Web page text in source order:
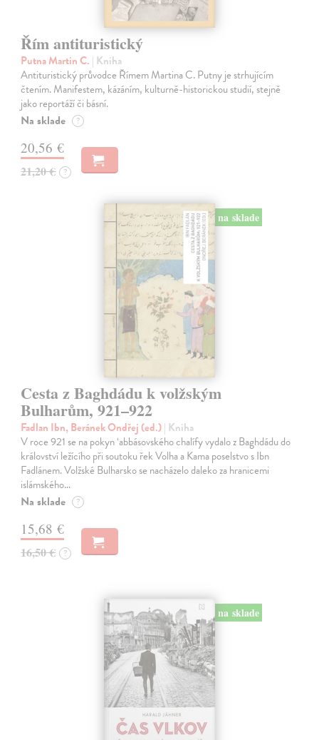
Řím antituristický
Putna Martin C. | Kniha
Antituristický průvodce Římem Martina C. Putny je strhujícím
čtením. Manifestem, kázáním, kulturně-historickou studií, stejně
jako reportáží či básní.
Na sklade ?
20,56 €
21,20 € ?
na sklade
Cesta z Baghdádu k volžským
Bulharům, 921–922
Fadlan Ibn, Beránek Ondřej (ed.)| Kniha
V roce 921 se na pokyn ‘abbásovského chalífy vydalo z Baghdádu do
království ležícího při soutoku řek Volha a Kama poselstvo s Ibn
Fadlánem. Volžské Bulharsko se nacházelo daleko za hranicemi
islámského…
Na sklade ?
15,68 €
16,50 € ?
na sklade